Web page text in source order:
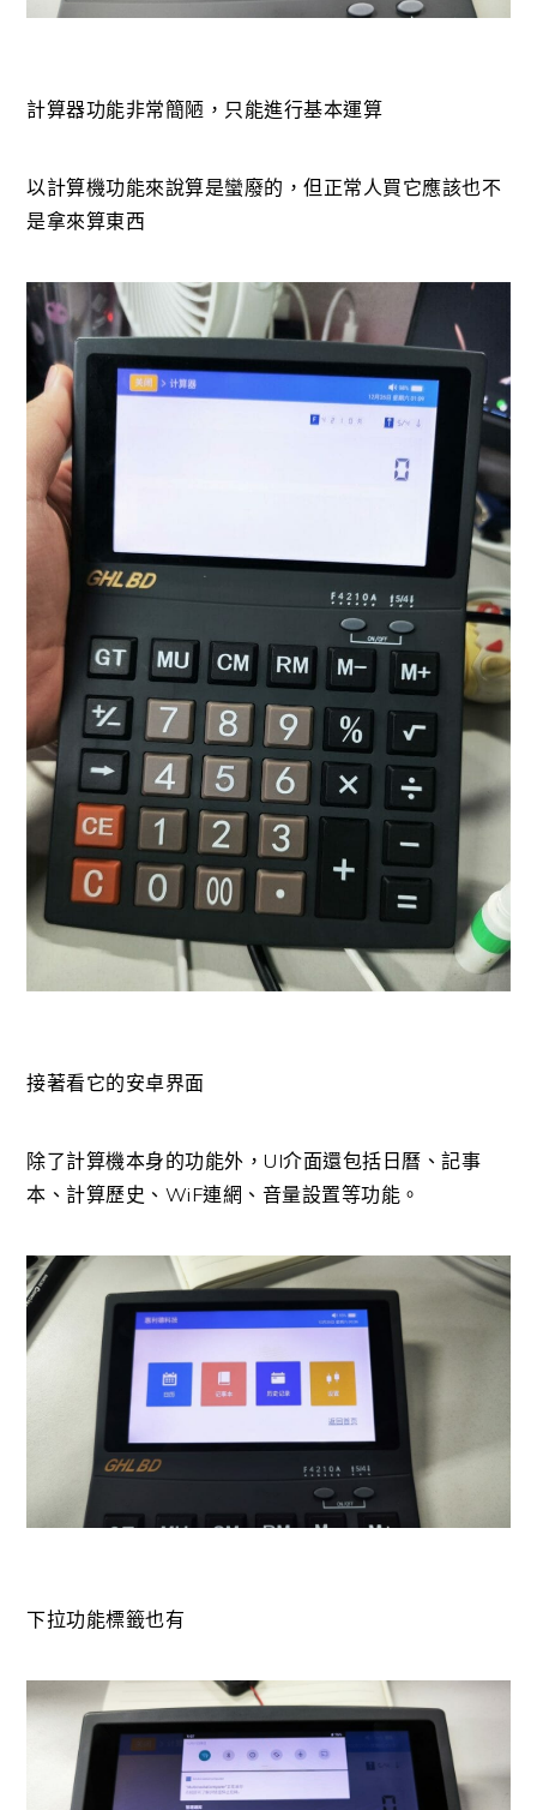
計算器功能非常簡陋，只能進行基本運算
以計算機功能來說算是蠻廢的，但正常人買它應該也不
是拿來算東西
接著看它的安卓界面
除了計算機本身的功能外，UI介面還包括日曆、記事
本、計算歷史、WiF連網、音量設置等功能。
下拉功能標籤也有